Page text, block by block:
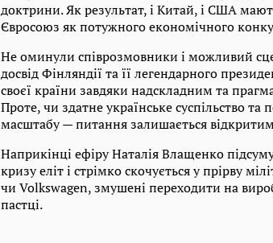
доктрини. Як результат, і Китай, і США
Євросоюз як потужного економічного
Не оминули співрозмовники і можливий
досвід Фінляндії та її легендарного
своєї країни завдяки надскладним та
Проте, чи здатне українське суспільство
масштабу — питання залишається
Наприкінці ефіру Наталія Влащенко
кризу еліт і стрімко скочується у прірву
чи Volkswagen, змушені переходити на
пастці.